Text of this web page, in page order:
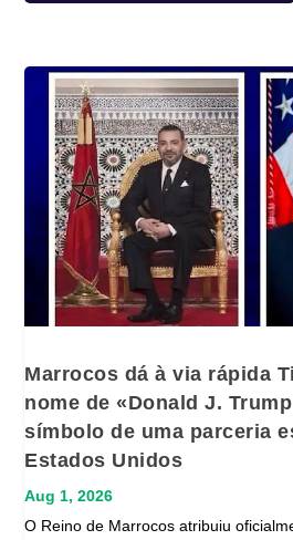
Marrocos dá à via rápida
nome de «Donald J.
símbolo de uma parceria
Estados Unidos
Aug 1, 2026
O Reino de Marrocos atribuiu